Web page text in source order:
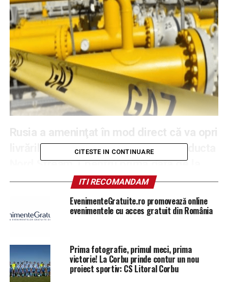
Rusia a ameninţat în mod direct că va opri
livrările de gaz spre Europa prin conducta
Nord Stream 1 pentru prima dată de la
invazia din Ucraina, conform unor
comentarii făcute de vicepremierul rus
Alexander Novak la televiziunea de stat,
„Avem dreptul deplin (…) să impunem un embargou
asupra tranzitului de gaz prin conducta Nord Stream 1,
care în prezent operează la capacitatea maximă”, a spus
CITESTE IN CONTINUARE
ITI RECOMANDAM
EvenimenteGratuite.ro promovează online
evenimentele cu acces gratuit din România
Prima fotografie, primul meci, prima
victorie! La Corbu prinde contur un nou
proiect sportiv: CS Litoral Corbu